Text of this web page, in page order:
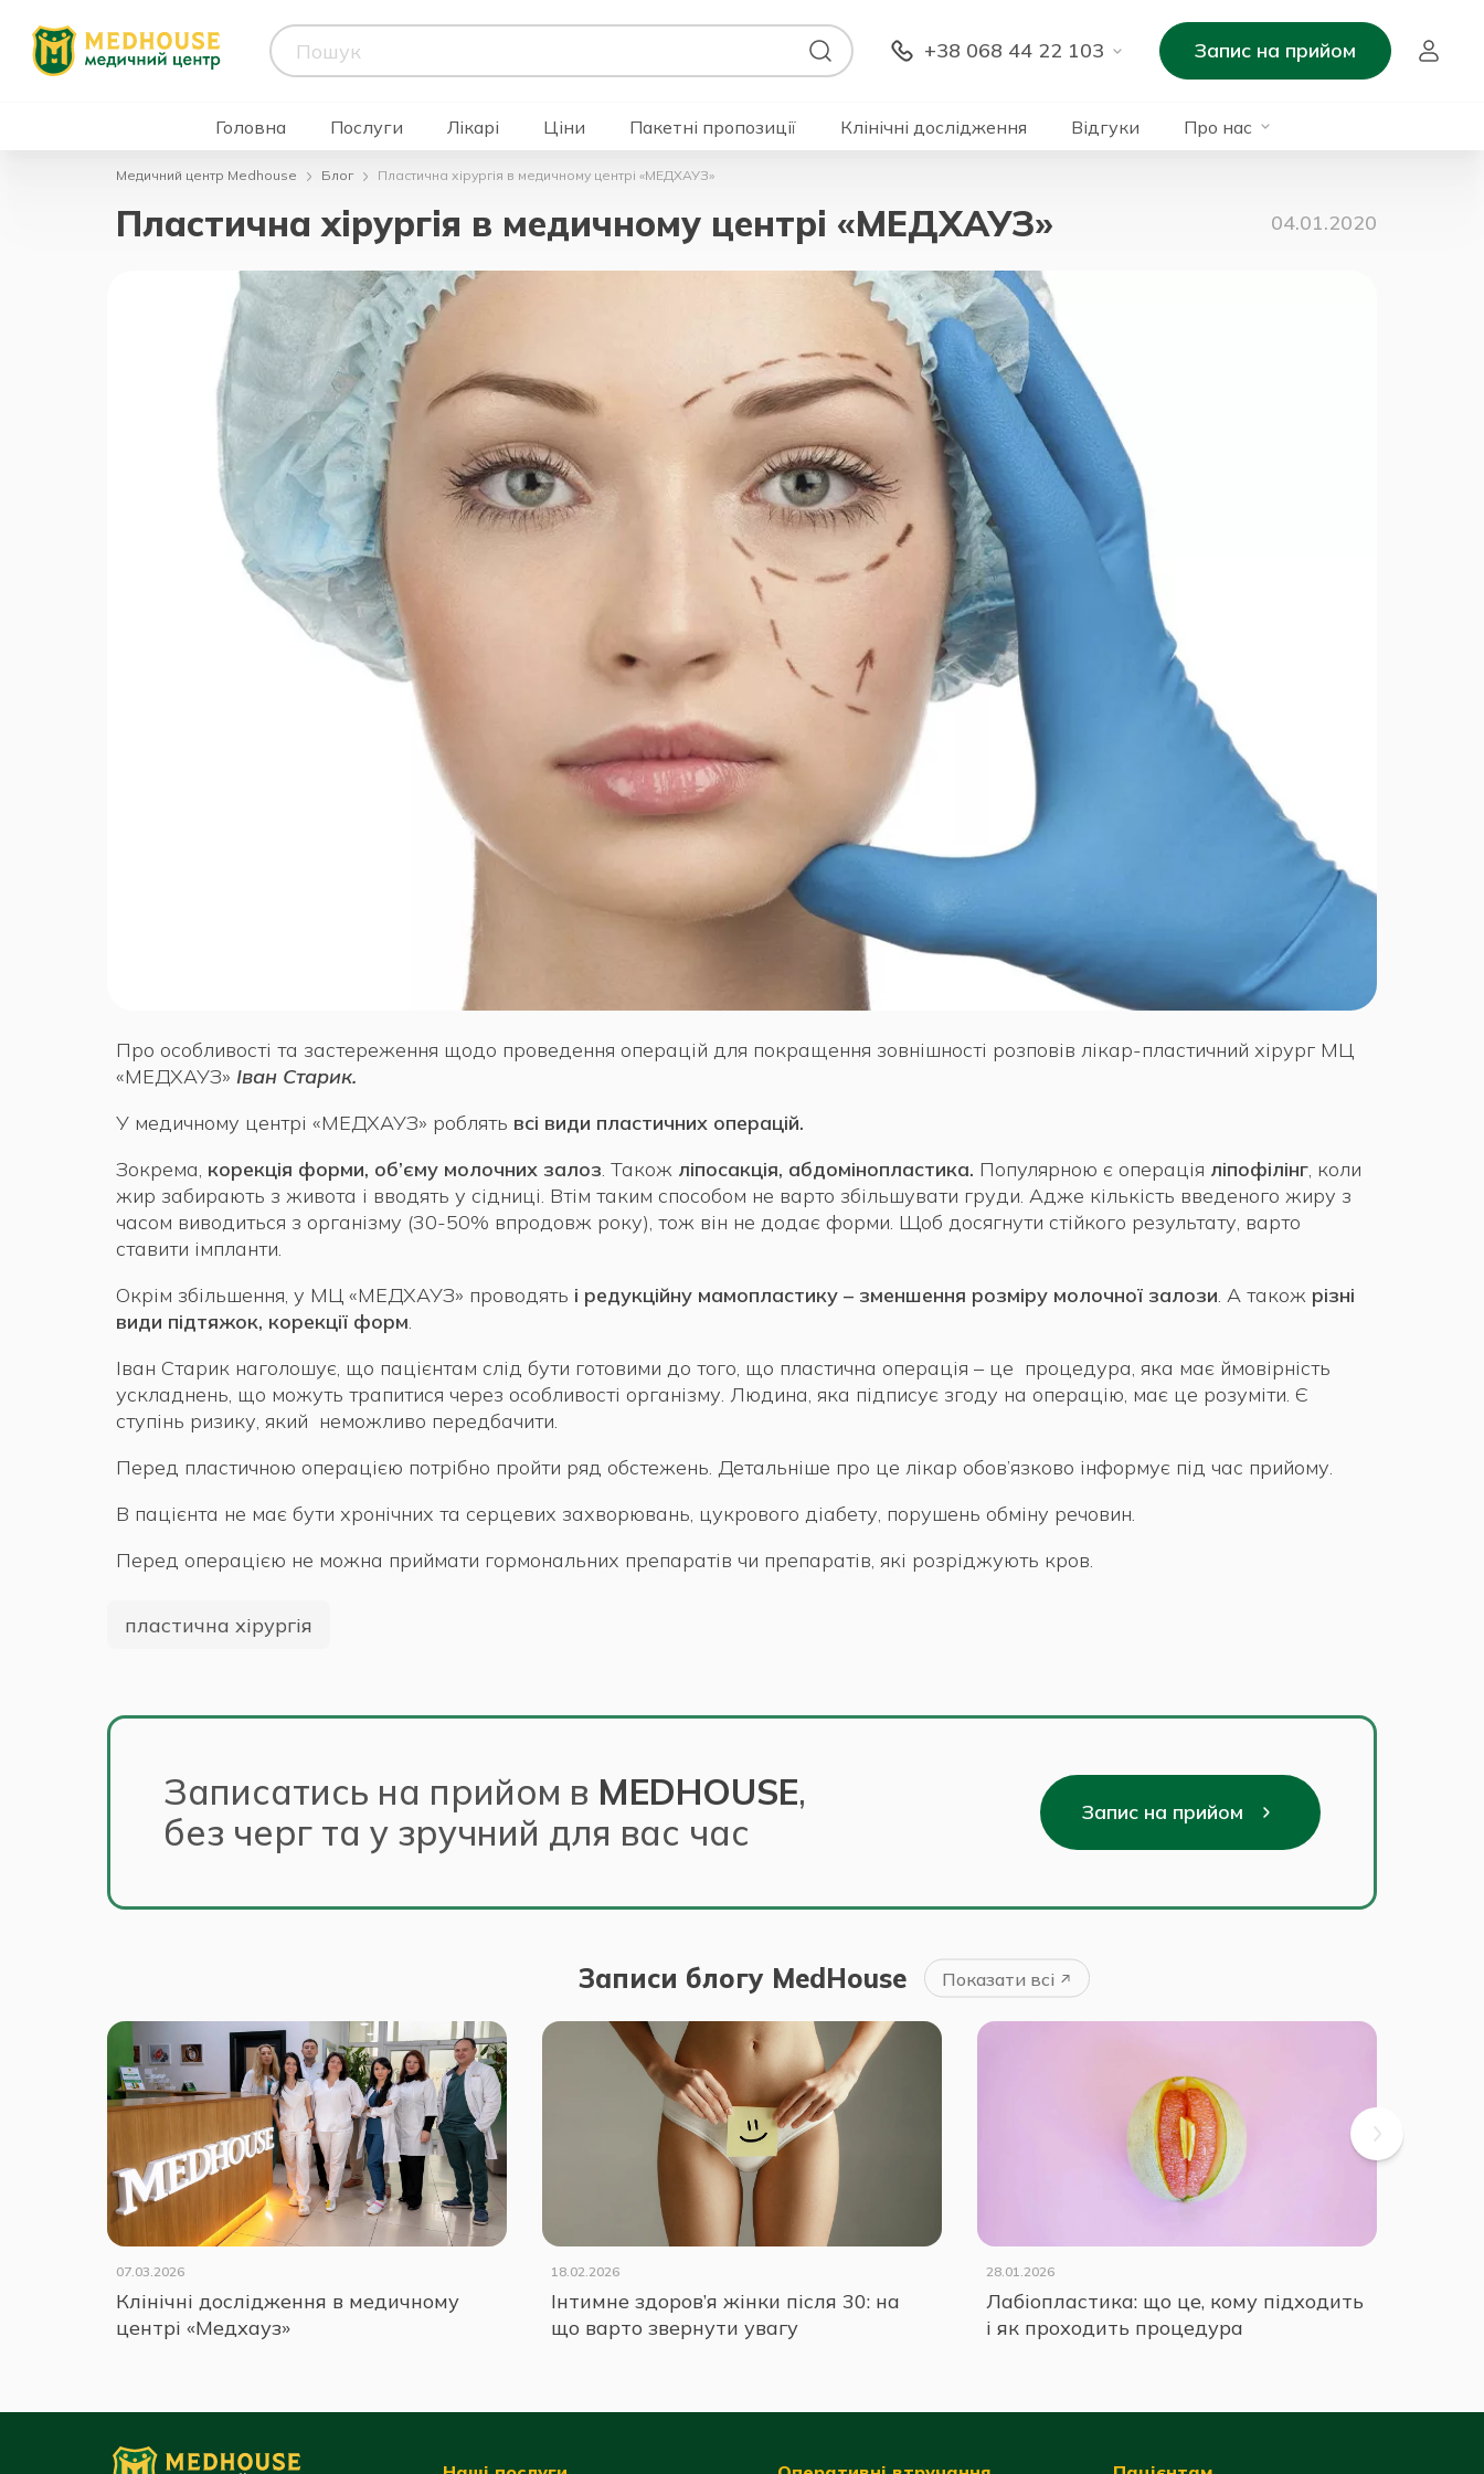
+38 068 44 22 103 Запис на прийом
Головна Послуги Лікарі Ціни Пакетні пропозиції Клінічні дослідження Відгуки Про нас
Медичний центр Medhouse Блог Пластична хірургія в медичному центрі «МЕДХАУЗ»
Пластична хірургія в медичному центрі «МЕДХАУЗ» 04.01.2020
Про особливості та застереження щодо проведення операцій для покращення зовнішності розповів лікар-пластичний хірург МЦ
«МЕДХАУЗ» Іван Старик.
У медичному центрі «МЕДХАУЗ» роблять всі види пластичних операцій.
Зокрема, корекція форми, об’єму молочних залоз. Також ліпосакція, абдомінопластика. Популярною є операція ліпофілінг, коли
жир забирають з живота і вводять у сідниці. Втім таким способом не варто збільшувати груди. Адже кількість введеного жиру з
часом виводиться з організму (30-50% впродовж року), тож він не додає форми. Щоб досягнути стійкого результату, варто
ставити імпланти.
Окрім збільшення, у МЦ «МЕДХАУЗ» проводять і редукційну мамопластику – зменшення розміру молочної залози. А також різні
види підтяжок, корекції форм.
Іван Старик наголошує, що пацієнтам слід бути готовими до того, що пластична операція – це процедура, яка має ймовірність
ускладнень, що можуть трапитися через особливості організму. Людина, яка підписує згоду на операцію, має це розуміти. Є
ступінь ризику, який неможливо передбачити.
Перед пластичною операцією потрібно пройти ряд обстежень. Детальніше про це лікар обов’язково інформує під час прийому.
В пацієнта не має бути хронічних та серцевих захворювань, цукрового діабету, порушень обміну речовин.
Перед операцією не можна приймати гормональних препаратів чи препаратів, які розріджують кров.
пластична хірургія
Записатись на прийом в MEDHOUSE,
без черг та у зручний для вас час
Запис на прийом
Записи блогу MedHouse Показати всі
07.03.2026
Клінічні дослідження в медичному
центрі «Медхауз»
18.02.2026
Інтимне здоров’я жінки після 30: на
що варто звернути увагу
28.01.2026
Лабіопластика: що це, кому підходить
і як проходить процедура